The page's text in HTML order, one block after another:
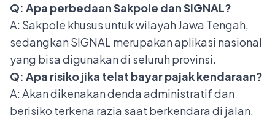
Q: Apa perbedaan Sakpole dan SIGNAL?
A: Sakpole khusus untuk wilayah Jawa Tengah,
sedangkan SIGNAL merupakan aplikasi nasional
yang bisa digunakan di seluruh provinsi.
Q: Apa risiko jika telat bayar pajak kendaraan?
A: Akan dikenakan denda administratif dan
berisiko terkena razia saat berkendara di jalan.